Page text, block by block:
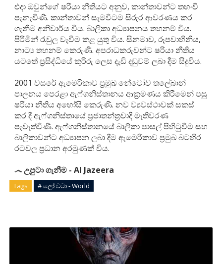
එදා ඔවුන්ගේ ෂරියා නීතියට අනුව, කාන්තාවන්ට තහංචි
පැනැවිණි. කාන්තාවන් සැමවිටම සිරුර ආවරණය කර
ගැනීම අනිවාර්ය විය. බාලිකා අධ්‍යාපනය තහනම් විය.
පිරිමින් රැවුල වැවීම කළ යුතු විය. සිනමාව, රූපවාහිනිය,
නාට්‍ය තහනම් කෙරුණි. අපරාධකරුවන්ට ෂරියා නීතිය
යටතේ ප්‍රසිද්ධියේ කුරිරු ලෙස දැඩි දඩුවම් ලබා දීම සිදුවිය.
2001 වසරේ ඇමෙරිකාව ප්‍රමුඛ නේටෝව තලේබාන්
පාලනය පෙරළා ඇෆ්ගනිස්තානය ආක්‍රමණය කිරීමෙන් පසු
ෂරියා නීතිය අහෝසි කෙරුණි. නව ව්‍යවස්ථාවක් සකස්
කර දී ඇෆ්ගනිස්තායේ ප්‍රජාතන්ත්‍රවාදී මැතිවරණ
පැවැත්විණි. ඇෆ්ගනිස්තානයේ බාලිකා පාසල් පිහිටුවීම සහ
බාලිකාවන්ට අධ්‍යාපන ලබා දීම ඇමෙරිකාව ප්‍රමුඛ බටහිර
රටවල ප්‍රධාන අරමුණක් විය.
෴ උපුටා ගැනීම - Al Jazeera
Tags # ලෝ වටා - World